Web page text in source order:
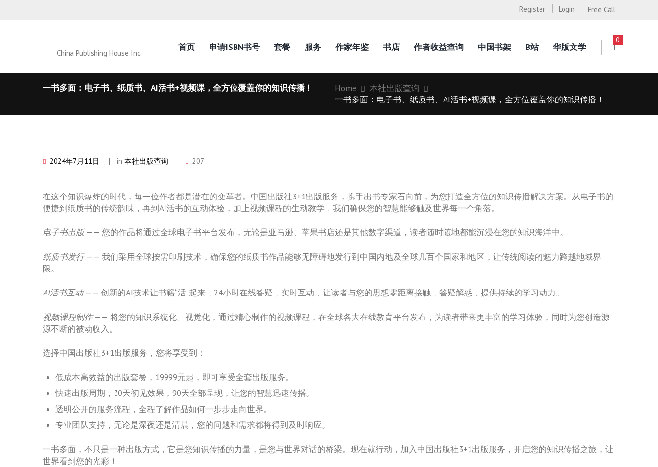
Free Call
Register Login
China Publishing House Inc
首页 申请ISBN书号 套餐 服务 作家年鉴 书店 作者收益查询 中国书架 B站 华版文学
0
一书多面：电子书、纸质书、AI活书+视频课，全方位覆盖你的知识传播！ Home
本社出版查询
一书多面：电子书、纸质书、AI活书+视频课，全方位覆盖你的知识传播！
2024年7月11日 in本社出版查询 207
在这个知识爆炸的时代，每一位作者都是潜在的变革者。中国出版社3+1出版服务，携手出书专家石向前，为您打造全方位的知识传播解决方案。从电子书的
便捷到纸质书的传统韵味，再到AI活书的互动体验，加上视频课程的生动教学，我们确保您的智慧能够触及世界每一个角落。
电子书出版—— 您的作品将通过全球电子书平台发布，无论是亚马逊、苹果书店还是其他数字渠道，读者随时随地都能沉浸在您的知识海洋中。
纸质书发行—— 我们采用全球按需印刷技术，确保您的纸质书作品能够无障碍地发行到中国内地及全球几百个国家和地区，让传统阅读的魅力跨越地域界
限。
AI活书互动—— 创新的AI技术让书籍“活”起来，24小时在线答疑，实时互动，让读者与您的思想零距离接触，答疑解惑，提供持续的学习动力。
视频课程制作—— 将您的知识系统化、视觉化，通过精心制作的视频课程，在全球各大在线教育平台发布，为读者带来更丰富的学习体验，同时为您创造源
源不断的被动收入。
选择中国出版社3+1出版服务，您将享受到：
低成本高效益的出版套餐，19999元起，即可享受全套出版服务。
快速出版周期，30天初见效果，90天全部呈现，让您的智慧迅速传播。
透明公开的服务流程，全程了解作品如何一步步走向世界。
专业团队支持，无论是深夜还是清晨，您的问题和需求都将得到及时响应。
一书多面，不只是一种出版方式，它是您知识传播的力量，是您与世界对话的桥梁。现在就行动，加入中国出版社3+1出版服务，开启您的知识传播之旅，让
世界看到您的光彩！